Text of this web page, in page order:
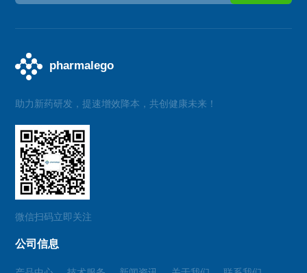
助力新药研发，提速增效降本，共创健康未来！
微信扫码立即关注
公司信息